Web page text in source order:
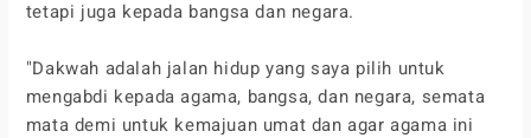
tetapi juga kepada bangsa dan negara.
"Dakwah adalah jalan hidup yang saya pilih untuk
mengabdi kepada agama, bangsa, dan negara, semata
mata demi untuk kemajuan umat dan agar agama ini